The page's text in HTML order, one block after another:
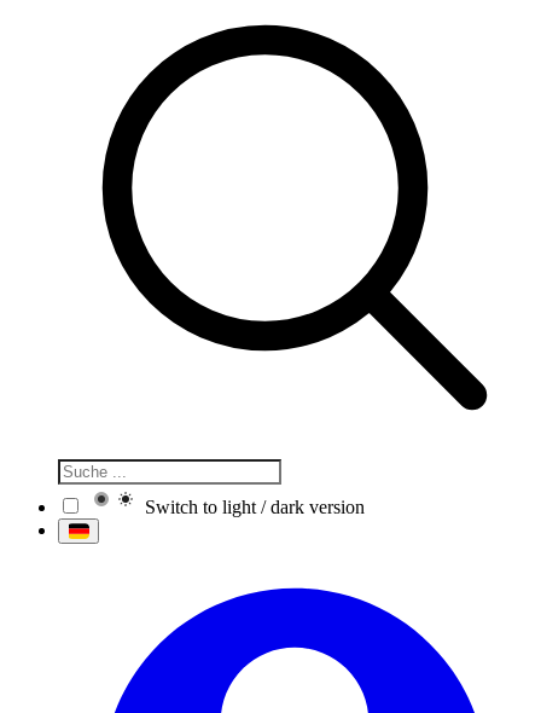
Switch to light / dark version